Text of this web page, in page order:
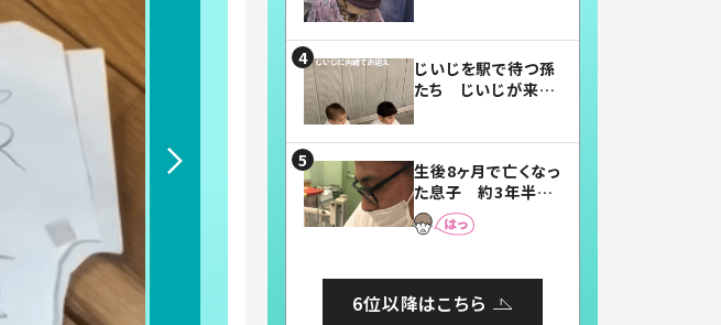
じいじを駅で待つ孫
たち じいじが来た
まらない」「幸せにな
れる」
生後8ヶ月で亡くなっ
た息子 約3年半
後、当時の妻の日記
に書いてあった本音
6位以降はこちら